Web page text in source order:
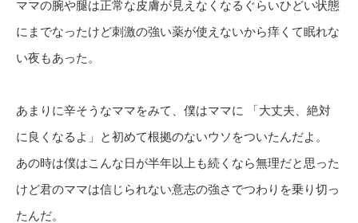
ママの腕や腿は正常な皮膚が見えなくなるぐらいひどい状態
にまでなったけど刺激の強い薬が使えないから痒くて眠れな
い夜もあった。
あまりに辛そうなママをみて、僕はママに 「大丈夫、絶対
に良くなるよ」と初めて根拠のないウソをついたんだよ。
あの時は僕はこんな日が半年以上も続くなら無理だと思った
けど君のママは信じられない意志の強さでつわりを乗り切っ
たんだ。